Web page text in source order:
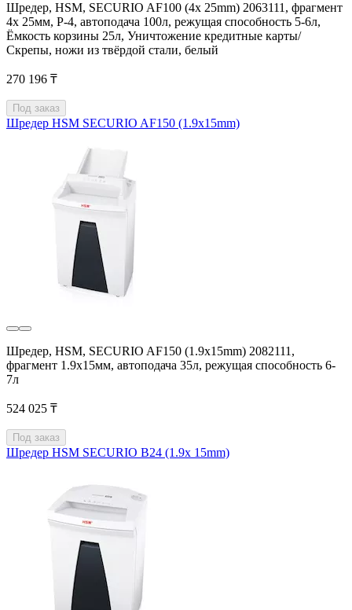
Шредер, HSM, SECURIO AF100 (4x 25mm) 2063111, фрагмент
4x 25мм, P-4, автоподача 100л, режущая способность 5-6л,
Ёмкость корзины 25л, Уничтожение кредитные карты/
Скрепы, ножи из твёрдой стали, белый
270 196 ₸
Под заказ
Шредер HSM SECURIO AF150 (1.9х15mm)
Шредер, HSM, SECURIO AF150 (1.9х15mm) 2082111,
фрагмент 1.9х15мм, автоподача 35л, режущая способность 6-
7л
524 025 ₸
Под заказ
Шредер HSM SECURIO B24 (1.9x 15mm)